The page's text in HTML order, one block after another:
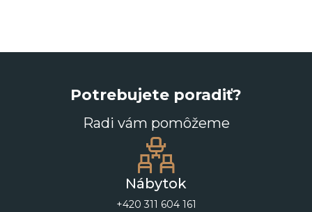
Potrebujete poradiť?
Radi vám pomôžeme
Nábytok
+420 311 604 161